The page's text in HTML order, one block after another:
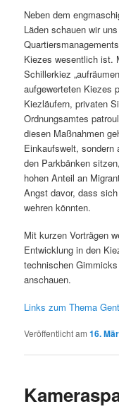
Neben dem
Läden schauen wir
Kiezes wesentlich ist.
Schillerkiez
aufgewerteten Kiezes
Kiezläufern, privaten
Ordnungsamtes
diesen Maßnahmen
Einkaufswelt, sondern
den Parkbänken
hohen Anteil an
Angst davor, dass
wehren könnten.
Mit kurzen Vorträgen
Entwicklung in den
technischen Gimmicks
anschauen.
Links zum Thema
Veröffentlicht am16.